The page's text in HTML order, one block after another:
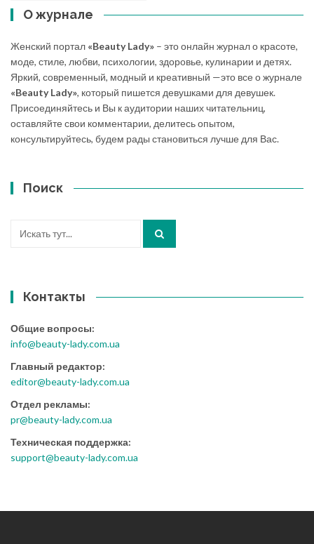
О журнале
Женский портал «Beauty Lady» – это онлайн журнал о красоте,
моде, стиле, любви, психологии, здоровье, кулинарии и детях.
Яркий, современный, модный и креативный —это все о журнале
«Beauty Lady», который пишется девушками для девушек.
Присоединяйтесь и Вы к аудитории наших читательниц,
оставляйте свои комментарии, делитесь опытом,
консультируйтесь, будем рады становиться лучше для Вас.
Поиск
Контакты
Общие вопросы:
info@beauty-lady.com.ua
Главный редактор:
editor@beauty-lady.com.ua
Отдел рекламы:
pr@beauty-lady.com.ua
Техническая поддержка:
support@beauty-lady.com.ua